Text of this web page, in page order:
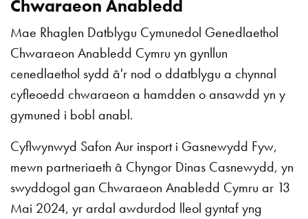
Chwaraeon Anabledd
Mae Rhaglen Datblygu Cymunedol Genedlaethol
Chwaraeon Anabledd Cymru yn gynllun
cenedlaethol sydd â'r nod o ddatblygu a chynnal
cyfleoedd chwaraeon a hamdden o ansawdd yn y
gymuned i bobl anabl.
Cyflwynwyd Safon Aur insport i Gasnewydd Fyw,
mewn partneriaeth â Chyngor Dinas Casnewydd, yn
swyddogol gan Chwaraeon Anabledd Cymru ar 13
Mai 2024, yr ardal awdurdod lleol gyntaf yng